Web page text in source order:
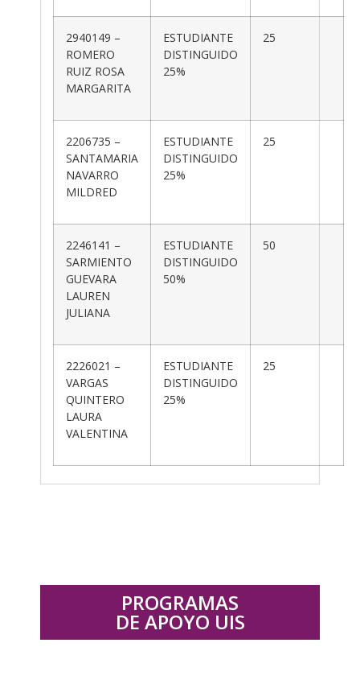
2940149 –
ROMERO
RUIZ ROSA
MARGARITA
ESTUDIANTE
DISTINGUIDO
25%
25
2206735 –
SANTAMARIA
NAVARRO
MILDRED
ESTUDIANTE
DISTINGUIDO
25%
25
2246141 –
SARMIENTO
GUEVARA
LAUREN
JULIANA
ESTUDIANTE
DISTINGUIDO
50%
50
2226021 –
VARGAS
QUINTERO
LAURA
VALENTINA
ESTUDIANTE
DISTINGUIDO
25%
25
PROGRAMAS
DE APOYO UIS